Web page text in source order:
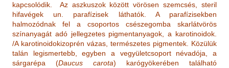
kapcsolódik. Az aszkuszok között vörösen szemcsés, steril
hifavégek un. parafízisek láthatók. A parafízisekben
halmozódnak fel a csoportos csészegomba skarlátvörös
színanyagát adó jellegzetes pigmentanyagok, a karotinoidok.
/A karotinoidokizoprén vázas, természetes pigmentek. Közülük
talán legismertebb, egyben a vegyületcsoport névadója, a
sárgarépa (Daucus carota) karógyökerében található